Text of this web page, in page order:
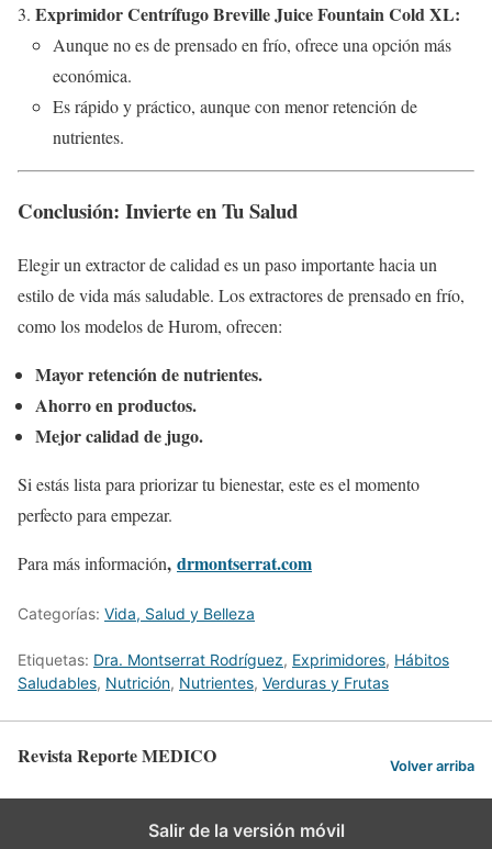
Exprimidor Centrífugo Breville Juice Fountain Cold XL:
Aunque no es de prensado en frío, ofrece una opción más
económica.
Es rápido y práctico, aunque con menor retención de
nutrientes.
Conclusión: Invierte en Tu Salud
Elegir un extractor de calidad es un paso importante hacia un
estilo de vida más saludable. Los extractores de prensado en frío,
como los modelos de Hurom, ofrecen:
Mayor retención de nutrientes.
Ahorro en productos.
Mejor calidad de jugo.
Si estás lista para priorizar tu bienestar, este es el momento
perfecto para empezar.
Para más información, drmontserrat.com
Categorías: Vida, Salud y Belleza
Etiquetas: Dra. Montserrat Rodríguez, Exprimidores, Hábitos
Saludables, Nutrición, Nutrientes, Verduras y Frutas
Revista Reporte MEDICO Volver arriba
Salir de la versión móvil